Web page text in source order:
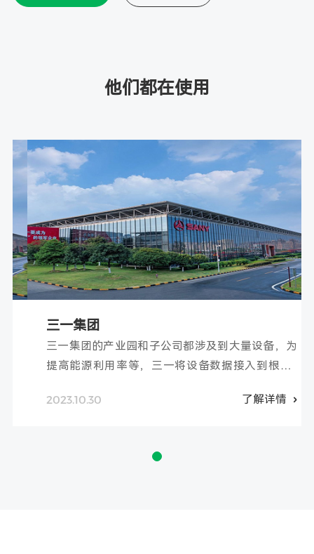
他们都在使用
三一集团
三一集团的产业园和子公司都涉及到大量设备，为
提高能源利用率等，三一将设备数据接入到根云-
2023.10.30 了解详情